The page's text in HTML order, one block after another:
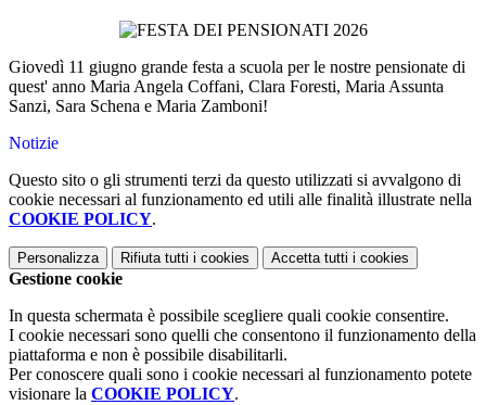
Giovedì 11 giugno grande festa a scuola per le nostre pensionate di
quest' anno Maria Angela Coffani, Clara Foresti, Maria Assunta
Sanzi, Sara Schena e Maria Zamboni!
Notizie
Questo sito o gli strumenti terzi da questo utilizzati si avvalgono di
cookie necessari al funzionamento ed utili alle finalità illustrate nella
COOKIE POLICY.
Personalizza Rifiuta tutti i cookies Accetta tutti i cookies
Gestione cookie
In questa schermata è possibile scegliere quali cookie consentire.
I cookie necessari sono quelli che consentono il funzionamento della
piattaforma e non è possibile disabilitarli.
Per conoscere quali sono i cookie necessari al funzionamento potete
visionare la COOKIE POLICY.